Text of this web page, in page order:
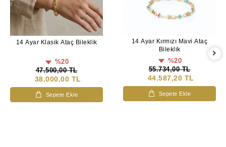
14 Ayar Klasik Ataç Bileklik
%20
47.500,00 TL
38.000,00 TL
Sepete Ekle
14 Ayar Kırmızı Mavi Ataç
Bileklik
%20
55.734,00 TL
44.587,20 TL
Sepete Ekle